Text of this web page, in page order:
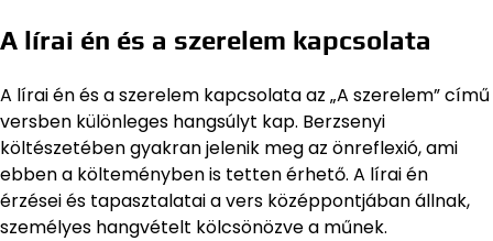
A lírai én és a szerelem kapcsolata
A lírai én és a szerelem kapcsolata az „A szerelem” című
versben különleges hangsúlyt kap. Berzsenyi
költészetében gyakran jelenik meg az önreflexió, ami
ebben a költeményben is tetten érhető. A lírai én
érzései és tapasztalatai a vers középpontjában állnak,
személyes hangvételt kölcsönözve a műnek.